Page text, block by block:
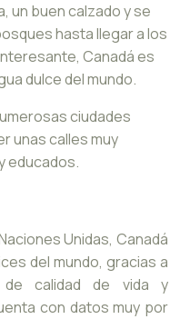
un buen calzado y se
hasta llegar a los
Canadá es
dulce del mundo.
ciudades
unas calles muy
educados.
Unidas, Canadá
del mundo, gracias a
de calidad de vida y
con datos muy por